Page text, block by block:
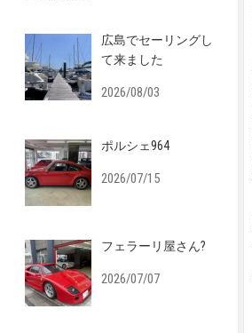
広島でセーリングし
て来ました
2026/08/03
ポルシェ964
2026/07/15
フェラーリ屋さん?
2026/07/07